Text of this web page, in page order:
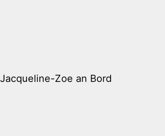
Jacqueline-Zoe an Bord